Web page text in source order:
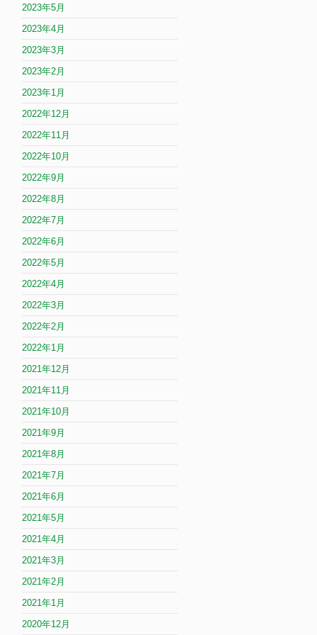
2023年5月
2023年4月
2023年3月
2023年2月
2023年1月
2022年12月
2022年11月
2022年10月
2022年9月
2022年8月
2022年7月
2022年6月
2022年5月
2022年4月
2022年3月
2022年2月
2022年1月
2021年12月
2021年11月
2021年10月
2021年9月
2021年8月
2021年7月
2021年6月
2021年5月
2021年4月
2021年3月
2021年2月
2021年1月
2020年12月